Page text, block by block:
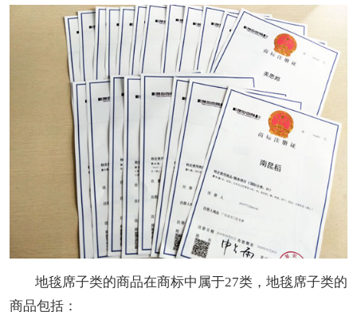
地毯席子类的商品在商标中属于27类，地毯席子类的
商品包括：